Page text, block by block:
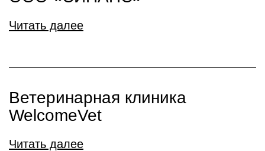
Читать далее
Ветеринарная клиника
WelcomeVet
Читать далее